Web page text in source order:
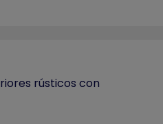
rústicos con